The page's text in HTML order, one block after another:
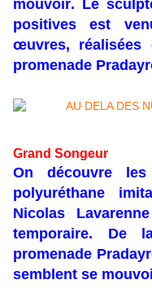
mouvoir. Le
positives est
œuvres,
promenade
Grand Songeur
On découvre
polyuréthane
Nicolas
temporaire. De
promenade
semblent se